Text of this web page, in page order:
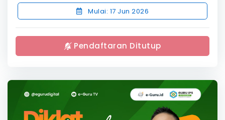
Mulai: 17 Jun 2026
Pendaftaran Ditutup